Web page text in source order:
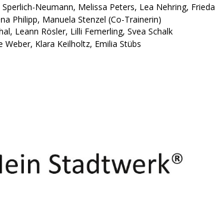
Neumann, Melissa Peters, Lea Nehring, Frieda
Philipp, Manuela Stenzel (Co-Trainerin)
Leann Rösler, Lilli Femerling, Svea Schalk
Klara Keilholtz, Emilia Stübs